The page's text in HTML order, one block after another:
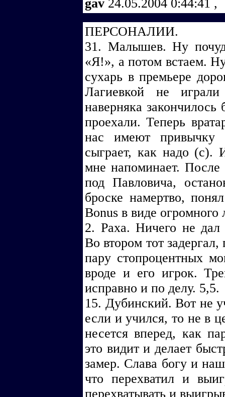
gav 24.05.2004 0:44:41 ,
ПЕРСОНАЛИИ.
31. Малышев. Ну
«Я!», а потом встаем.
сухарь в премьере
Лагиевкой не
наверняка
проехали. Теперь
нас имеют привычку
сыграет, как надо
мне напоминает. После
под Павловича,
броске намертво,
Bonus в виде огромного
2. Раха. Ничего не дал
Во втором тот
пару стопроцентных
вроде и его игрок.
исправно и по делу. 5,5.
15. Дубинский. Вот не
если и учился, то не в
несется вперед, как
это видит и делает
замер. Слава богу и
что перехватил и
перехватывать и